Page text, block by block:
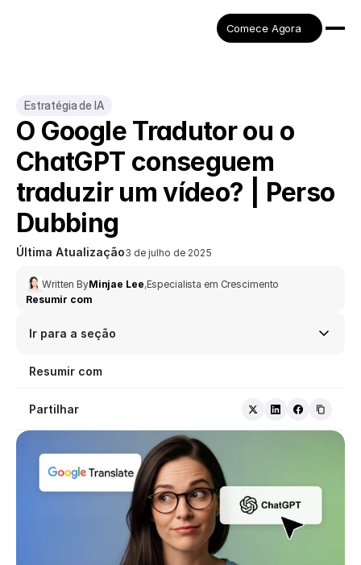
Comece Agora
Estratégia de IA
O Google Tradutor ou o
ChatGPT conseguem
traduzir um vídeo? | Perso
Dubbing
Última Atualização3 de julho de 2025
Written ByMinjae Lee,Especialista em Crescimento
Resumir com
Ir para a seção
Resumir com
Partilhar